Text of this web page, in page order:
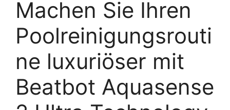
Machen Sie Ihren
Poolreinigungsrouti
ne luxuriöser mit
Beatbot Aquasense